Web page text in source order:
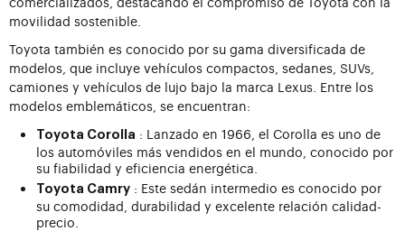
movilidad sostenible.
Toyota también es conocido por su gama diversificada de
modelos, que incluye vehículos compactos, sedanes, SUVs,
camiones y vehículos de lujo bajo la marca Lexus. Entre los
modelos emblemáticos, se encuentran:
Toyota Corolla : Lanzado en 1966, el Corolla es uno de
los automóviles más vendidos en el mundo, conocido por
su fiabilidad y eficiencia energética.
Toyota Camry : Este sedán intermedio es conocido por
su comodidad, durabilidad y excelente relación calidad-
precio.